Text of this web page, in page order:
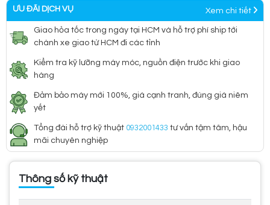
ƯU ĐÃI DỊCH VỤ Xem chi tiết
Giao hỏa tốc trong ngày tại HCM và hỗ trợ phí ship tới
chành xe giao từ HCM đi các tỉnh
Kiểm tra kỹ lưỡng máy móc, nguồn điện trước khi giao
hàng
Đảm bảo máy mới 100%, giá cạnh tranh, đúng giá niêm
yết
Tổng đài hỗ trợ kỹ thuật 0932001433 tư vấn tậm tâm, hậu
mãi chuyên nghiệp
Thông số kỹ thuật